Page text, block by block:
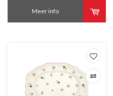
Meer info